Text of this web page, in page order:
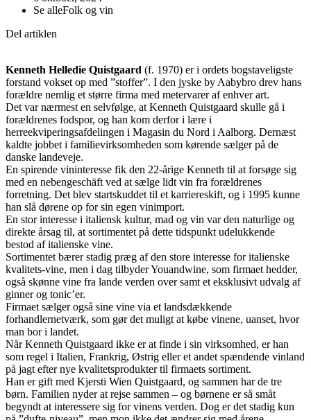
Se alleFolk og vin
Del artiklen
Kenneth Helledie Quistgaard (f. 1970) er i ordets bogstaveligste
forstand vokset op med ”stoffer”. I den jyske by Aabybro drev hans
forældre nemlig et større firma med metervarer af enhver art.
Det var nærmest en selvfølge, at Kenneth Quistgaard skulle gå i
forældrenes fodspor, og han kom derfor i lære i
herreekviperingsafdelingen i Magasin du Nord i Aalborg. Dernæst
kaldte jobbet i familievirksomheden som kørende sælger på de
danske landeveje.
En spirende vininteresse fik den 22-årige Kenneth til at forsøge sig
med en nebengeschäft ved at sælge lidt vin fra forældrenes
forretning. Det blev startskuddet til et karriereskift, og i 1995 kunne
han slå dørene op for sin egen vinimport.
En stor interesse i italiensk kultur, mad og vin var den naturlige og
direkte årsag til, at sortimentet på dette tidspunkt udelukkende
bestod af italienske vine.
Sortimentet bærer stadig præg af den store interesse for italienske
kvalitets-vine, men i dag tilbyder Youandwine, som firmaet hedder,
også skønne vine fra lande verden over samt et eksklusivt udvalg af
ginner og tonic’er.
Firmaet sælger også sine vine via et landsdækkende
forhandlernetværk, som gør det muligt at købe vinene, uanset, hvor
man bor i landet.
Når Kenneth Quistgaard ikke er at finde i sin virksomhed, er han
som regel i Italien, Frankrig, Østrig eller et andet spændende vinland
på jagt efter nye kvalitetsprodukter til firmaets sortiment.
Han er gift med Kjersti Wien Quistgaard, og sammen har de tre
børn. Familien nyder at rejse sammen – og børnene er så småt
begyndt at interessere sig for vinens verden. Dog er det stadig kun